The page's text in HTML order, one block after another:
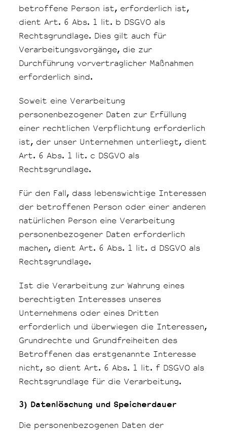
betroffene Person ist, erforderlich ist,
dient Art. 6 Abs. 1 lit. b DSGVO als
Rechtsgrundlage. Dies gilt auch für
Verarbeitungsvorgänge, die zur
Durchführung vorvertraglicher Maßnahmen
erforderlich sind.
Soweit eine Verarbeitung
personenbezogener Daten zur Erfüllung
einer rechtlichen Verpflichtung erforderlich
ist, der unser Unternehmen unterliegt, dient
Art. 6 Abs. 1 lit. c DSGVO als
Rechtsgrundlage.
Für den Fall, dass lebenswichtige Interessen
der betroffenen Person oder einer anderen
natürlichen Person eine Verarbeitung
personenbezogener Daten erforderlich
machen, dient Art. 6 Abs. 1 lit. d DSGVO als
Rechtsgrundlage.
Ist die Verarbeitung zur Wahrung eines
berechtigten Interesses unseres
Unternehmens oder eines Dritten
erforderlich und überwiegen die Interessen,
Grundrechte und Grundfreiheiten des
Betroffenen das erstgenannte Interesse
nicht, so dient Art. 6 Abs. 1 lit. f DSGVO als
Rechtsgrundlage für die Verarbeitung.
3) Datenlöschung und Speicherdauer
Die personenbezogenen Daten der